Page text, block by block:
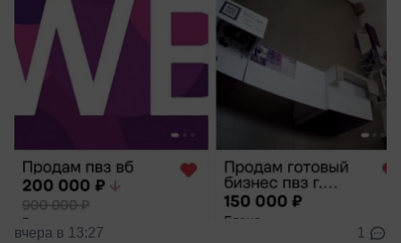
вчера в 13:27 1